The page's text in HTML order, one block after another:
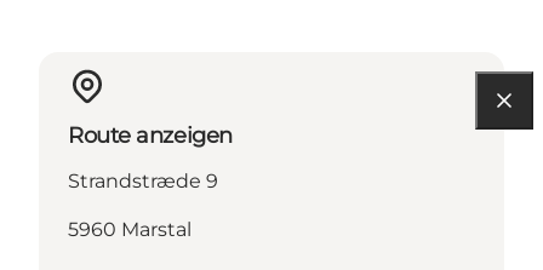
Route anzeigen
Strandstræde 9
5960 Marstal